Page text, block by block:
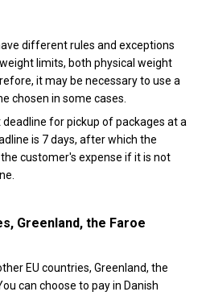
different rules and exceptions
limits, both physical weight
it may be necessary to use a
chosen in some cases.
for pickup of packages at a
is 7 days, after which the
customer's expense if it is not
Greenland, the Faroe
EU countries, Greenland, the
can choose to pay in Danish